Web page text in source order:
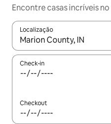
Encontre casas incríveis
Localização
Quando os resultados
Check-in
Checkout